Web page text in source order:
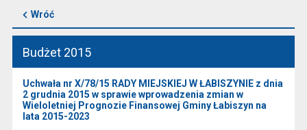
Wróć
Budżet 2015
Uchwała nr X/78/15 RADY MIEJSKIEJ W ŁABISZYNIE z dnia
2 grudnia 2015 w sprawie wprowadzenia zmian w
Wieloletniej Prognozie Finansowej Gminy Łabiszyn na
lata 2015-2023